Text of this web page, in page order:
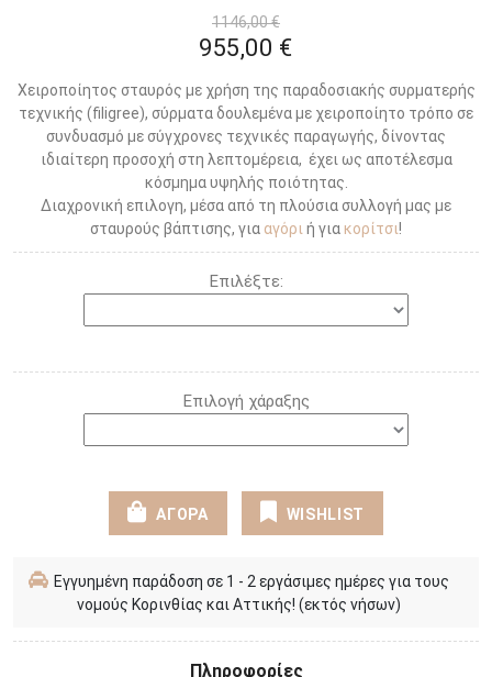
1146,00 €
955,00 €
Χειροποίητος σταυρός με χρήση της παραδοσιακής συρματερής
τεχνικής (filigree), σύρματα δουλεμένα με χειροποίητο τρόπο σε
συνδυασμό με σύγχρονες τεχνικές παραγωγής, δίνοντας
ιδιαίτερη προσοχή στη λεπτομέρεια, έχει ως αποτέλεσμα
κόσμημα υψηλής ποιότητας.
Διαχρονική επιλογη, μέσα από τη πλούσια συλλογή μας με
σταυρούς βάπτισης, για αγόρι ή για κορίτσι!
Επιλέξτε:
Επιλογή χάραξης
ΑΓΟΡΑ WISHLIST
Εγγυημένη παράδοση σε 1 - 2 εργάσιμες ημέρες για τους
νομούς Κορινθίας και Αττικής! (εκτός νήσων)
Πληροφορίες